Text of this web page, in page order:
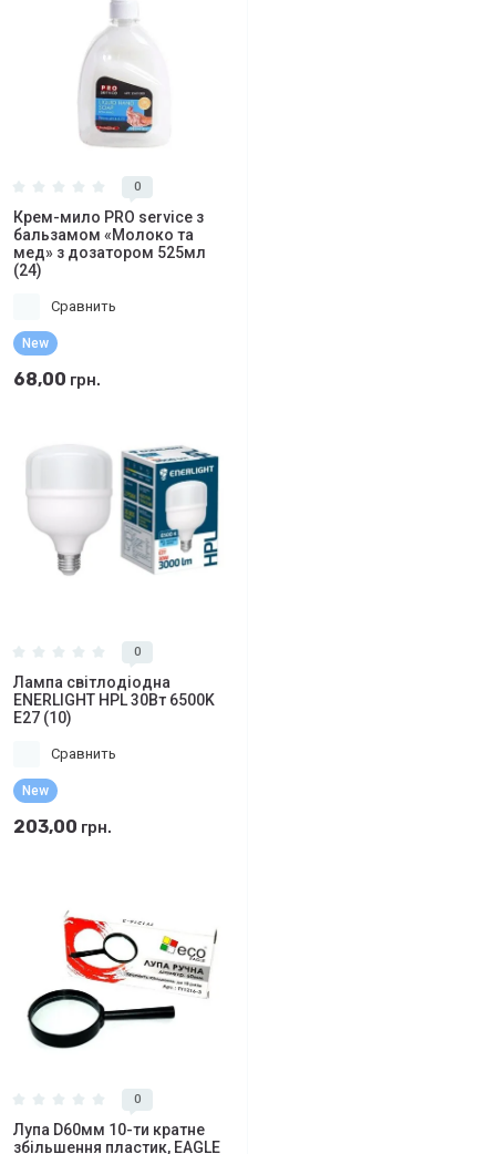
0
Крем-мило PRO service з
бальзамом «Молоко та
мед» з дозатором 525мл
(24)
Сравнить
New
68,00 грн.
0
Лампа світлодіодна
ENERLIGHT HPL 30Вт 6500K
E27 (10)
Сравнить
New
203,00 грн.
0
Лупа D60мм 10-ти кратне
збільшення пластик, EAGLE